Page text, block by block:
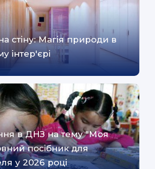
стіну: Магія природи в
інтер'єрі
в ДНЗ на тему "Моя
посібник для
у 2026 році